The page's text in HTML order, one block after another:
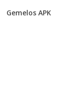
Gemelos APK